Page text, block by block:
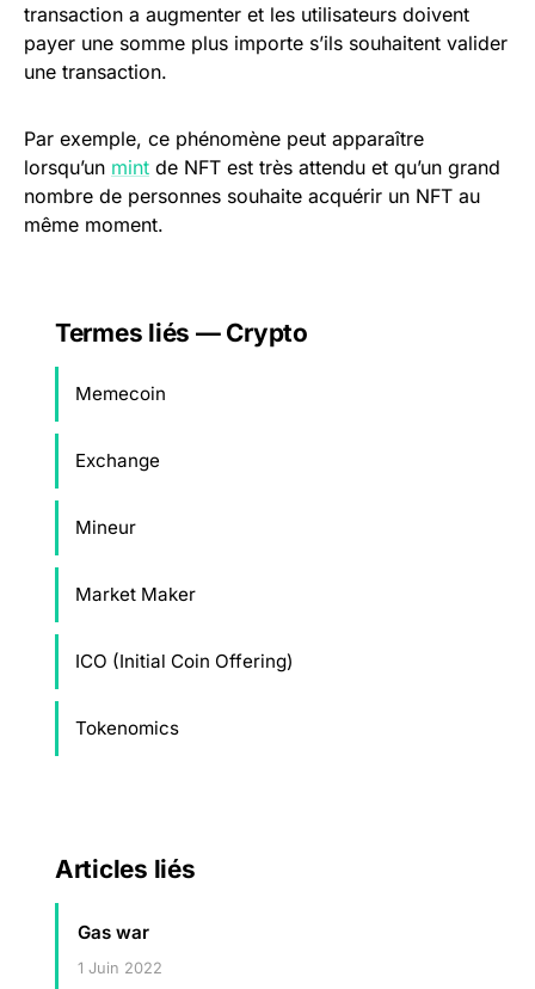
transaction a augmenter et les utilisateurs doivent
payer une somme plus importe s’ils souhaitent valider
une transaction.
Par exemple, ce phénomène peut apparaître
lorsqu’un mint de NFT est très attendu et qu’un grand
nombre de personnes souhaite acquérir un NFT au
même moment.
Termes liés — Crypto
Memecoin
Exchange
Mineur
Market Maker
ICO (Initial Coin Offering)
Tokenomics
Articles liés
Gas war
1 Juin 2022